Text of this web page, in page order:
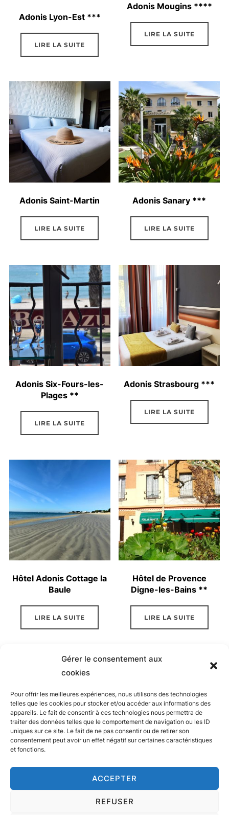
Gérer le consentement aux
cookies
Pour offrir les meilleures expériences, nous utilisons des technologies
telles que les cookies pour stocker et/ou accéder aux informations des
appareils. Le fait de consentir à ces technologies nous permettra de
traiter des données telles que le comportement de navigation ou les ID
uniques sur ce site. Le fait de ne pas consentir ou de retirer son
consentement peut avoir un effet négatif sur certaines caractéristiques
et fonctions.
ACCEPTER
REFUSER
Adonis Lyon-Est ***
LIRE LA SUITE
Adonis Mougins ****
LIRE LA SUITE
Adonis Saint-Martin
LIRE LA SUITE
Adonis Sanary ***
LIRE LA SUITE
Adonis Six-Fours-les-
Plages **
LIRE LA SUITE
Adonis Strasbourg ***
LIRE LA SUITE
Hôtel Adonis Cottage la
Baule
LIRE LA SUITE
Hôtel de Provence
Digne-les-Bains **
LIRE LA SUITE
Hotel Golf Resort Digne-